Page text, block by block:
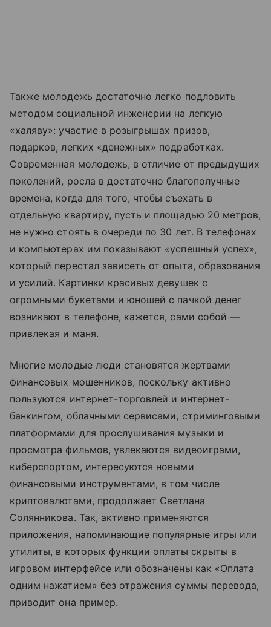
Также молодежь достаточно легко подловить
методом социальной инженерии на легкую
«халяву»: участие в розыгрышах призов,
подарков, легких «денежных» подработках.
Современная молодежь, в отличие от предыдущих
поколений, росла в достаточно благополучные
времена, когда для того, чтобы съехать в
отдельную квартиру, пусть и площадью 20 метров,
не нужно стоять в очереди по 30 лет. В телефонах
и компьютерах им показывают «успешный успех»,
который перестал зависеть от опыта, образования
и усилий. Картинки красивых девушек с
огромными букетами и юношей с пачкой денег
возникают в телефоне, кажется, сами собой —
привлекая и маня.
Многие молодые люди становятся жертвами
финансовых мошенников, поскольку активно
пользуются интернет-торговлей и интернет-
банкингом, облачными сервисами, стриминговыми
платформами для прослушивания музыки и
просмотра фильмов, увлекаются видеоиграми,
киберспортом, интересуются новыми
финансовыми инструментами, в том числе
криптовалютами, продолжает Светлана
Солянникова. Так, активно применяются
приложения, напоминающие популярные игры или
утилиты, в которых функции оплаты скрыты в
игровом интерфейсе или обозначены как «Оплата
одним нажатием» без отражения суммы перевода,
приводит она пример.